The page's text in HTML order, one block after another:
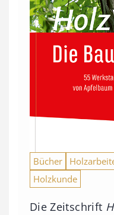
Bücher
Holzkunde
Die Zeitschrift